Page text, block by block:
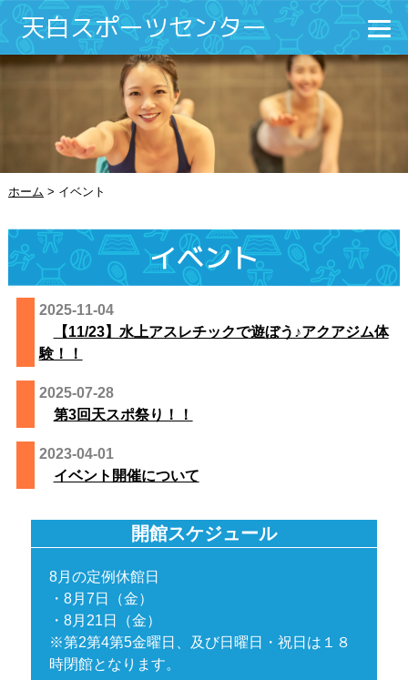
天白スポーツセンター
ホーム > イベント
イベント
2025-11-04
【11/23】水上アスレチックで遊ぼう♪アクアジム体
験！！
2025-07-28
第3回天スポ祭り！！
2023-04-01
イベント開催について
開館スケジュール
8月の定例休館日
・8月7日（金）
・8月21日（金）
※第2第4第5金曜日、及び日曜日・祝日は１８
時閉館となります。